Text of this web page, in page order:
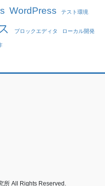
WordPress テスト環境
ブロックエディタ ローカル開発
所 All Rights Reserved.